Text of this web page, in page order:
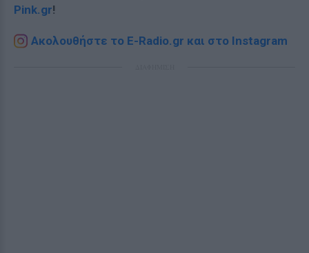
Pink.gr!
Ακολουθήστε το E-Radio.gr και στο Instagram